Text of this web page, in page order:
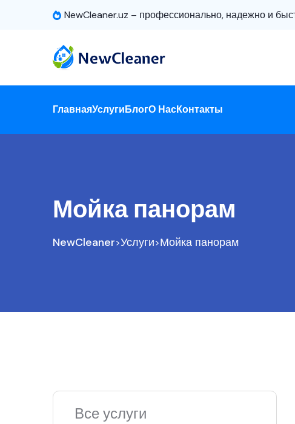
NewCleaner.uz – профессионально, надежно и
ГлавнаяУслугиБлогО НасКонтакты
Мойка панорам
NewCleaner>Услуги>Мойка панорам
Все услуги